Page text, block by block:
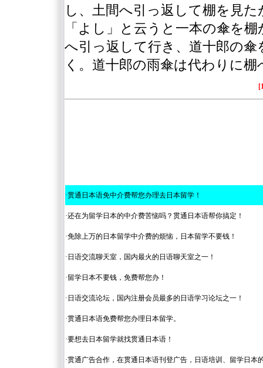
し、土間へ引っ返して棚を見た
「よし」と云うと一本の傘を
へ引っ返して行き、道十郎の
く。道十郎の雨傘は代わりに
·贯通日本语免中介费帮您办理去日本留学！
·还在为留学日本的中介费苦恼吗？贯通日本语帮你搞定！
·免除上万的日本留学中介费的烦恼，日本留学不要钱！
· 日语交流聊天室，国内最火的日语聊天室之一！
·留学日本不要钱，免费帮您办！
· 日语交流论坛，国内注册会员最多的日语学习论坛之一！
·贯通日本语免费帮您办理日本留学。
·要想去日本留学就找贯通日本语！
·贯通广告合作，在贯通日本语刊登广告，日语培训、留学日本